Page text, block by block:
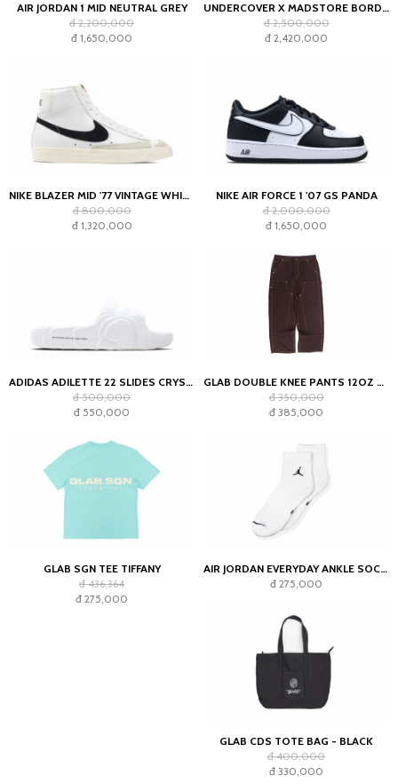
AIR JORDAN 1 MID NEUTRAL GREY
đ 2,200,000
đ 1,650,000
UNDERCOVER X MADSTORE BORDEAUX T-SHIRT
đ 2,500,000
đ 2,420,000
NIKE BLAZER MID '77 VINTAGE WHITE BLACK
đ 800,000
đ 1,320,000
NIKE AIR FORCE 1 '07 GS PANDA
đ 2,000,000
đ 1,650,000
ADIDAS ADILETTE 22 SLIDES CRYSTAL WHITE
đ 500,000
đ 550,000
GLAB DOUBLE KNEE PANTS 12OZ CHOCOLATE
đ 350,000
đ 385,000
GLAB SGN TEE TIFFANY
đ 436,364
đ 275,000
AIR JORDAN EVERYDAY ANKLE SOCKS WHITE (2023)
đ 275,000
GLAB CDS TOTE BAG - BLACK
đ 400,000
đ 330,000